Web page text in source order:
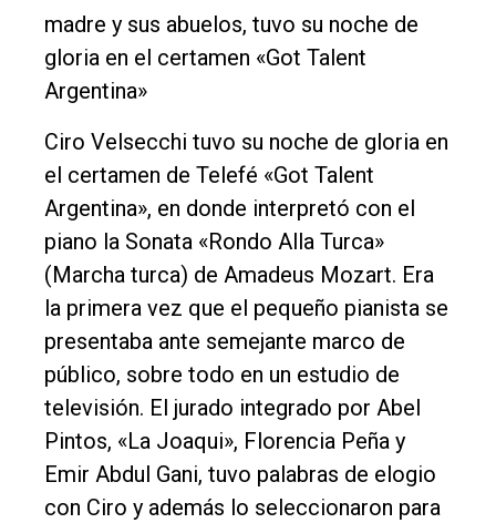
Inicio
Tendencia
Int.
General
Política
Cultura
Entrevistas
Rural
Deportes
Fúnebres
Edición
Empresa
Nosotros
madre y sus abuelos, tuvo su noche de
gloria en el certamen «Got Talent
Argentina»
Ciro Velsecchi tuvo su noche de gloria en
el certamen de Telefé «Got Talent
Argentina», en donde interpretó con el
piano la Sonata «Rondo Alla Turca»
(Marcha turca) de Amadeus Mozart. Era
la primera vez que el pequeño pianista se
presentaba ante semejante marco de
público, sobre todo en un estudio de
televisión. El jurado integrado por Abel
Pintos, «La Joaqui», Florencia Peña y
Emir Abdul Gani, tuvo palabras de elogio
con Ciro y además lo seleccionaron para